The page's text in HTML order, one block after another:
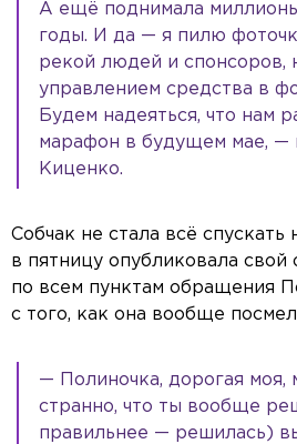
А ещё поднимала
годы. И да — я пилю
рекой людей и спонсоров,
управлением средства в
Будем надеяться, что нам
марафон в будущем мае, —
Киценко.
Собчак не стала всё спускать
в пятницу опубликовала свой
по всем пунктам обращения
с того, как она вообще
— Полиночка, дорогая моя,
странно, что ты вообще
правильнее — решилась)